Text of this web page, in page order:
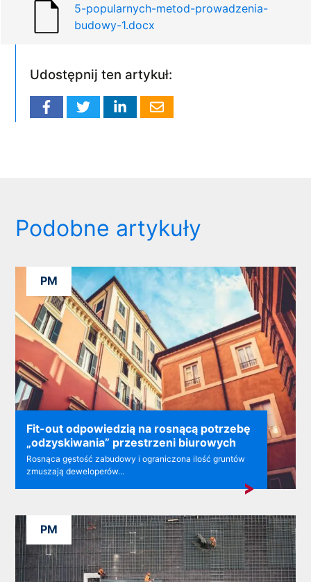
5-popularnych-metod-prowadzenia-
budowy-1.docx
Udostępnij ten artykuł:
Podobne artykuły
Fit-out odpowiedzią na rosnącą potrzebę
„odzyskiwania” przestrzeni biurowych
Rosnąca gęstość zabudowy i ograniczona ilość gruntów
zmuszają deweloperów...
PM
PM